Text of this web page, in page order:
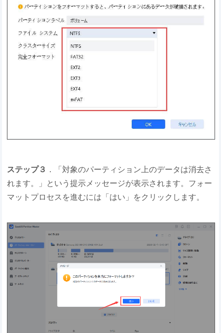
ステップ３ ．「対象のパーティション上のデータは消去さ
れます。」という提示メッセージが表示されます。フォー
マットプロセスを進むには「はい」をクリックします。